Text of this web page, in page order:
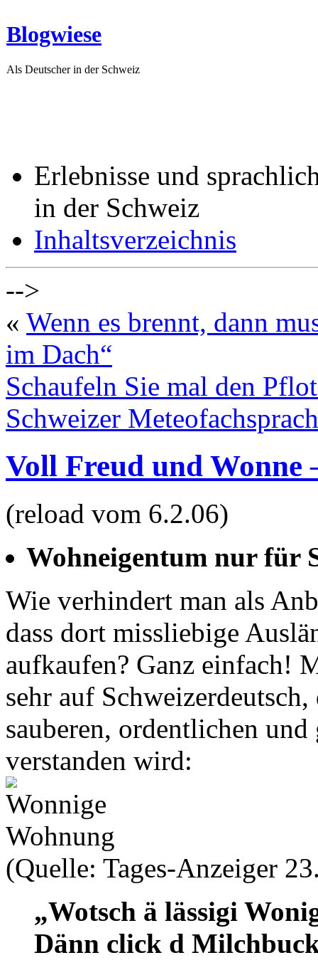
Blogwiese
Als Deutscher in der Schweiz
Erlebnisse und
in der Schweiz
Inhaltsverzeichnis
-->
« Wenn es brennt, dann
im Dach“
Schaufeln Sie mal den
Schweizer
Voll Freud und
(reload vom 6.2.06)
Wohneigentum nur für
Wie verhindert man als
dass dort missliebige
aufkaufen? Ganz einfach!
sehr auf
sauberen, ordentlichen
verstanden wird:
(Quelle: Tages-Anzeiger
„Wotsch ä lässigi
Dänn click d